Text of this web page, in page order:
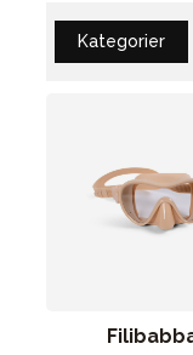
Kategorier